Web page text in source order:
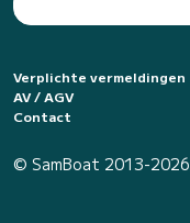
Verplichte vermeldingen
AV / AGV
Contact
© SamBoat 2013-2026